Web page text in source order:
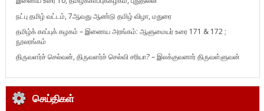
நட்பு தமிழ் வட்டம், 7ஆவது ஆண்டு தமிழ் விழா, மதுரை
தமிழ்க் காப்புக் கழகம் – இணைய அரங்கம்: ஆளுமையர் உரை 171 & 172 ;
நூலரங்கம்
திருவளர்ச் செல்வன், திருவளர்ச் செல்வி சரியா? – இலக்குவனார் திருவள்ளுவன்
செய்திகள்